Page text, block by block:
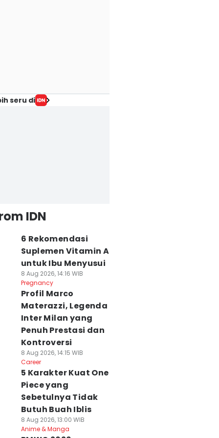
seru di
IDN
6 Rekomendasi
Suplemen Vitamin A
untuk Ibu Menyusui
8 Aug 2026, 14:16 WIB
Pregnancy
Profil Marco
Materazzi, Legenda
Inter Milan yang
Penuh Prestasi dan
Kontroversi
8 Aug 2026, 14:15 WIB
Career
5 Karakter Kuat One
Piece yang
Sebetulnya Tidak
Butuh Buah Iblis
8 Aug 2026, 13:00 WIB
Anime & Manga